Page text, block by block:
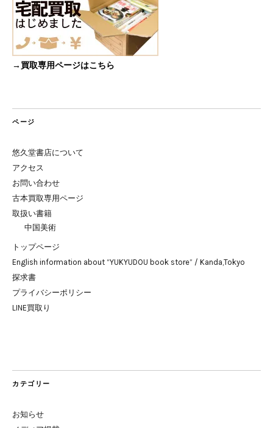
→買取専用ページはこちら
ページ
悠久堂書店について
アクセス
お問い合わせ
古本買取専用ページ
取扱い書籍
中国美術
トップページ
English information about “YUKYUDOU book store” / Kanda,Tokyo
探求書
プライバシーポリシー
LINE買取り
カテゴリー
お知らせ